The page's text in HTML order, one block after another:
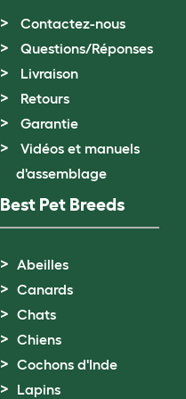
Contactez-nous
Questions/Réponses
Livraison
Retours
Garantie
Vidéos et manuels
d'assemblage
Best Pet Breeds
Abeilles
Canards
Chats
Chiens
Cochons d'Inde
Lapins